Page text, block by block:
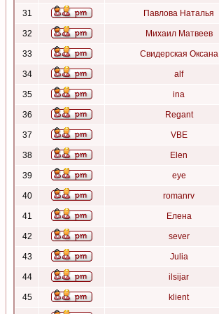
31 Павлова Наталья
32 Михаил Матвеев
33 Свидерская Оксана
34 alf
35 ina
36 Regant
37 VBE
38 Elen
39 eye
40 romanrv
41 Елена
42 sever
43 Julia
44 ilsijar
45 klient